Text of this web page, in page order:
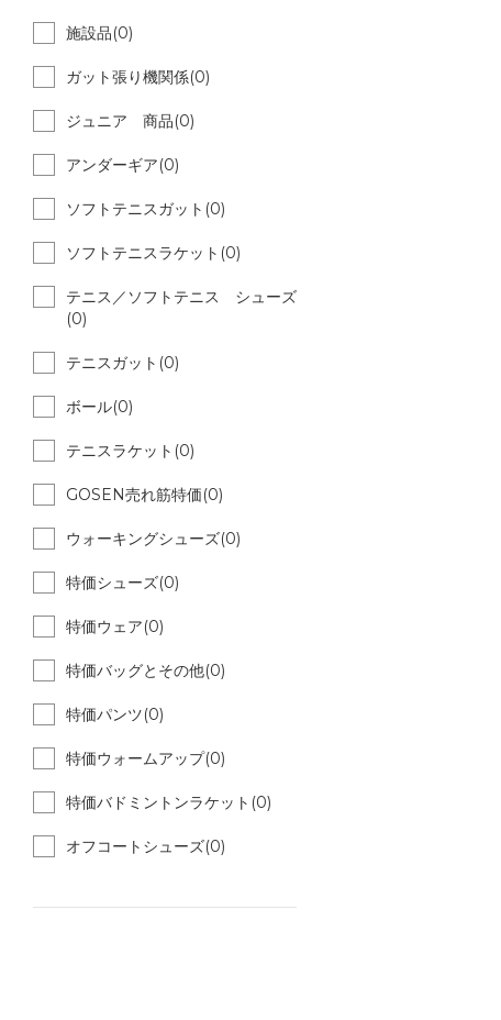
施設品(0)
ガット張り機関係(0)
ジュニア 商品(0)
アンダーギア(0)
ソフトテニスガット(0)
ソフトテニスラケット(0)
テニス／ソフトテニス シューズ
(0)
テニスガット(0)
ボール(0)
テニスラケット(0)
GOSEN売れ筋特価(0)
ウォーキングシューズ(0)
特価シューズ(0)
特価ウェア(0)
特価バッグとその他(0)
特価パンツ(0)
特価ウォームアップ(0)
特価バドミントンラケット(0)
オフコートシューズ(0)